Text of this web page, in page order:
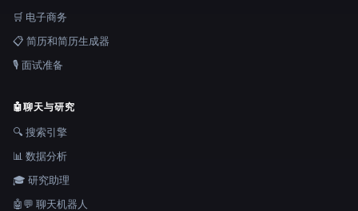
🛒 电子商务
📋 简历和简历生成器
🎙️ 面试准备
🤖聊天与研究
🔍 搜索引擎
📊 数据分析
🎓 研究助理
🤖💬 聊天机器人